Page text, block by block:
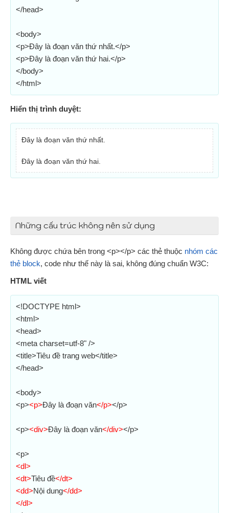
</head>
<body>
<p>Đây là đoạn văn thứ nhất.</p>
<p>Đây là đoạn văn thứ hai.</p>
</body>
</html>
Hiển thị trình duyệt:
Đây là đoạn văn thứ nhất.
Đây là đoạn văn thứ hai.
Những cấu trúc không nên sử dụng
Không được chứa bên trong <p></p> các thẻ thuộc nhóm các
thẻ block, code như thế này là sai, không đúng chuẩn W3C:
HTML viết
<!DOCTYPE html>
<html>
<head>
<meta charset=utf-8" />
<title>Tiêu đề trang web</title>
</head>
<body>
<p><p>Đây là đoạn văn</p></p>
<p><div>Đây là đoạn văn</div></p>
<p>
<dl>
<dt>Tiêu đề</dt>
<dd>Nội dung</dd>
</dl>